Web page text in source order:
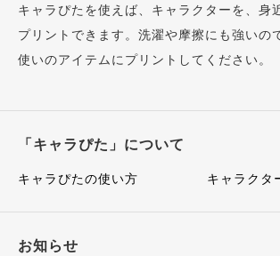
キャラぴたを使えば、キャラクターを、身
プリントできます。洗濯や摩擦にも強いの
使いのアイテムにプリントしてください。
「キャラぴた」について
キャラぴたの使い方 キャラクタ
お知らせ